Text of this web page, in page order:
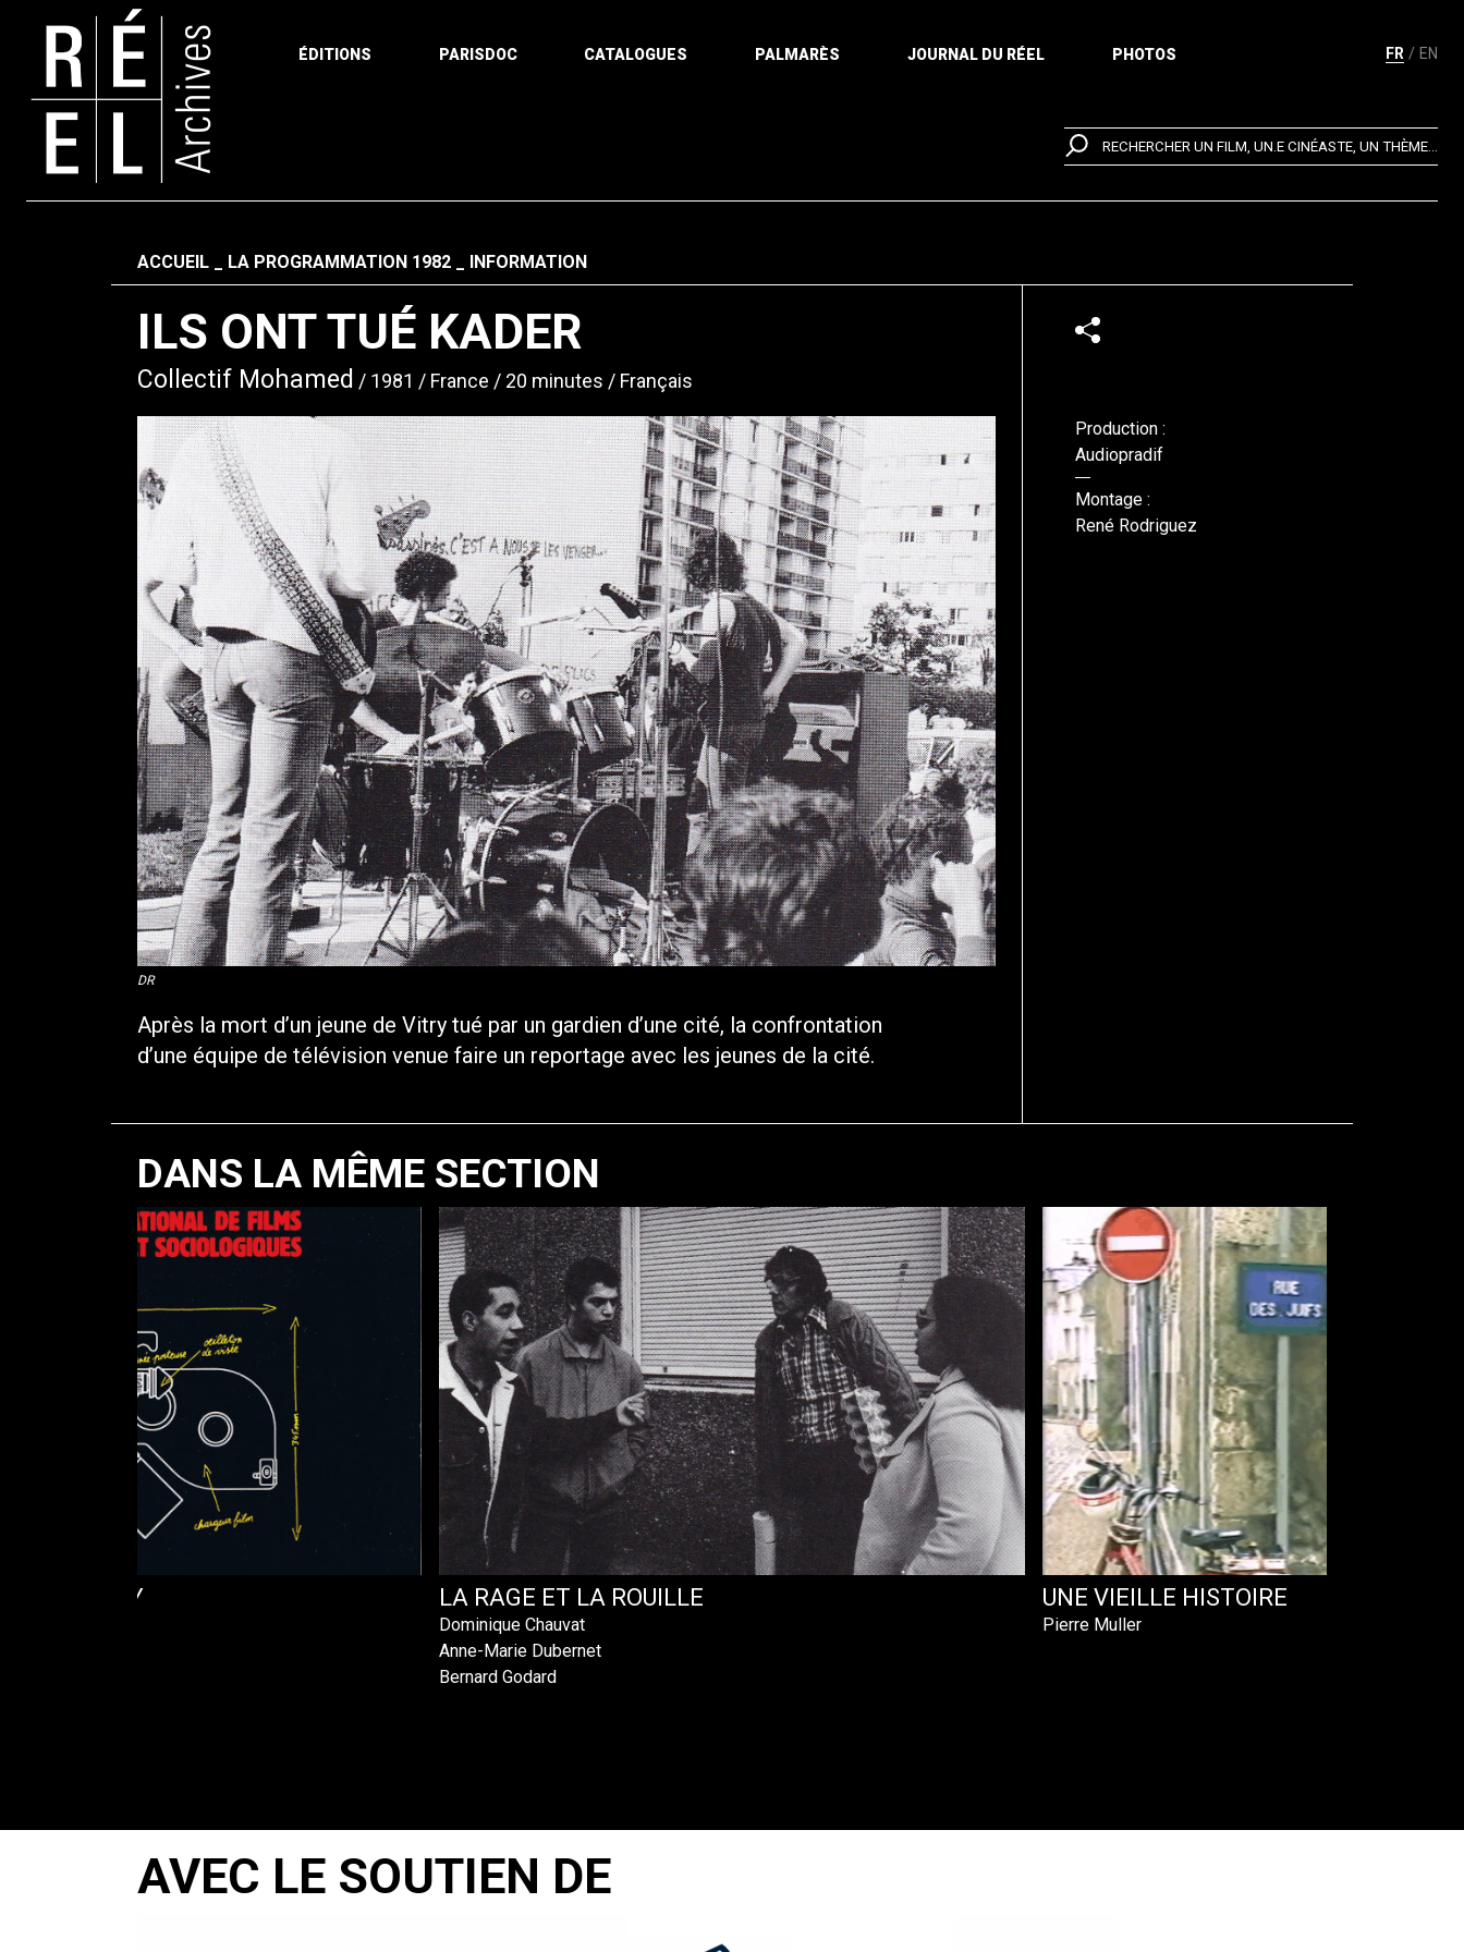
FR EN
ÉDITIONS PARISDOC CATALOGUES PALMARÈS JOURNAL DU RÉEL PHOTOS
RECHERCHER UN FILM, UN.E CINÉASTE, UN THÈME...
Fil d'ariane
ACCUEIL LA PROGRAMMATION 1982 INFORMATION
ILS ONT TUÉ KADER
Collectif Mohamed 1981 France 20 minutes Français
DR
Après la mort d’un jeune de Vitry tué par un gardien d’une cité, la confrontation
d’une équipe de télévision venue faire un reportage avec les jeunes de la cité.
Production :
Audiopradif
Montage :
René Rodriguez
DANS LA MÊME SECTION
AND OBEY LA RAGE ET LA ROUILLE
Dominique Chauvat
Anne-Marie Dubernet
Bernard Godard
UNE VIEILLE HISTOIRE
Pierre Muller
AVEC LE SOUTIEN DE